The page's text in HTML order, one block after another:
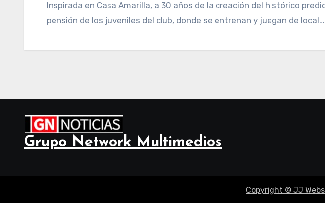
Inspirada en Casa Amarilla, a 30 años de la creación del histórico predio que hoy alberga la
pensión de los juveniles del club, donde se entrenan y juegan de local…
Grupo Network Multimedios
Copyright © JJ Webs